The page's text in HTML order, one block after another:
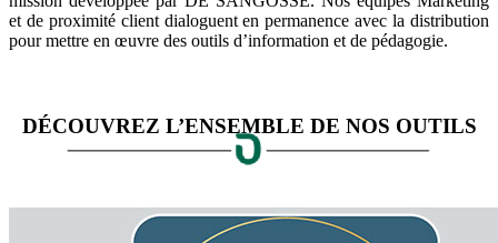
et de proximité client dialoguent en permanence avec la distribution
pour mettre en œuvre des outils d’information et de pédagogie.
DÉCOUVREZ L’ENSEMBLE DE NOS OUTILS